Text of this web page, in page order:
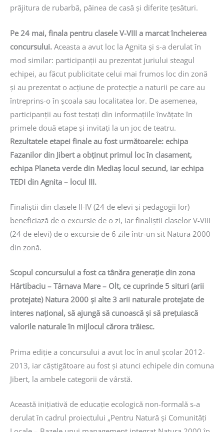
prăjitura de rubarbă, pâinea de casă și diferite țesături.
Pe 24 mai, finala pentru clasele V-VIII a marcat încheierea
concursului. Aceasta a avut loc la Agnita și s-a derulat în
mod similar: participanții au prezentat juriului steagul
echipei, au făcut publicitate celui mai frumos loc din zonă
și au prezentat o acțiune de protecție a naturii pe care au
întreprins-o în școala sau localitatea lor. De asemenea,
participanții au fost testați din informațiile învățate în
primele două etape și invitați la un joc de teatru.
Rezultatele etapei finale au fost următoarele: echipa
Fazanilor din Jibert a obținut primul loc în clasament,
echipa Planeta verde din Mediaș locul secund, iar echipa
TEDI din Agnita – locul III.
Finaliștii din clasele II-IV (24 de elevi și pedagogii lor)
beneficiază de o excursie de o zi, iar finaliștii claselor V-VIII
(24 de elevi) de o excursie de 6 zile într-un sit Natura 2000
din zonă.
Scopul concursului a fost ca tânăra generaţie din zona
Hârtibaciu – Târnava Mare – Olt, ce cuprinde 5 situri (arii
protejate) Natura 2000 și alte 3 arii naturale protejate de
interes național, să ajungă să cunoască şi să preţuiască
valorile naturale în mijlocul cărora trăiesc.
Prima ediție a concursului a avut loc în anul școlar 2012-
2013, iar câștigătoare au fost și atunci echipele din comuna
Jibert, la ambele categorii de vârstă.
Această inițiativă de educație ecologică non-formală s-a
derulat în cadrul proiectului „Pentru Natură şi Comunităţi